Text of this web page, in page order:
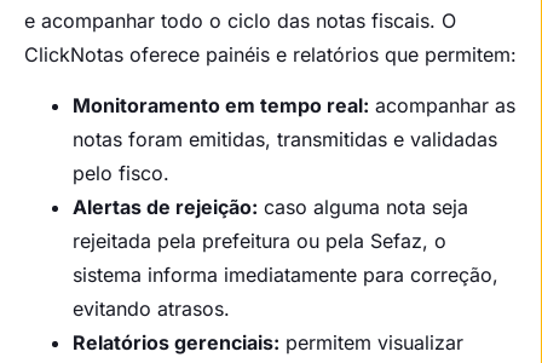
e acompanhar todo o ciclo das notas fiscais. O
ClickNotas oferece painéis e relatórios que permitem:
Monitoramento em tempo real: acompanhar as
notas foram emitidas, transmitidas e validadas
pelo fisco.
Alertas de rejeição: caso alguma nota seja
rejeitada pela prefeitura ou pela Sefaz, o
sistema informa imediatamente para correção,
evitando atrasos.
Relatórios gerenciais: permitem visualizar